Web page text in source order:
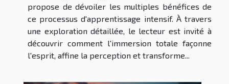
propose de dévoiler les multiples bénéfices de
ce processus d'apprentissage intensif. À travers
une exploration détaillée, le lecteur est invité à
découvrir comment l'immersion totale façonne
l'esprit, affine la perception et transforme...